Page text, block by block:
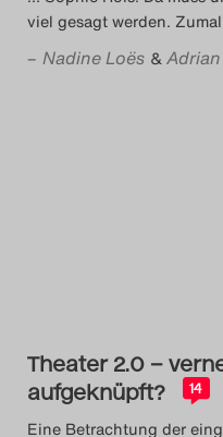
viel gesagt werden.
– Nadine Loës &
Theater 2.0 –
aufgeknüpft?
14
Eine Betrachtung der